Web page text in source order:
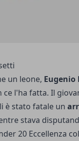
un leone, Eugenio
l'ha fatta. Il
è stato fatale un
stava
20 Eccellenza